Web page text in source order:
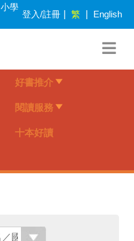
小學
登入/註冊 繁 English
好書推介
閱讀服務
十本好讀